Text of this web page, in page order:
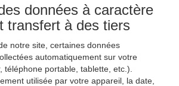
données à caractère
transfert à des tiers
notre site, certaines données
automatiquement sur votre
téléphone portable, tablette, etc.).
utilisée par votre appareil, la date,